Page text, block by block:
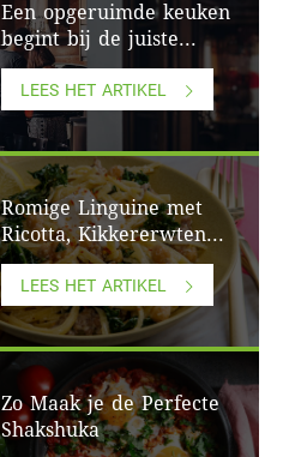
Een opgeruimde keuken
begint bij de juiste...
LEES HET ARTIKEL
Romige Linguine met
Ricotta, Kikkererwten...
LEES HET ARTIKEL
Zo Maak je de Perfecte
Shakshuka